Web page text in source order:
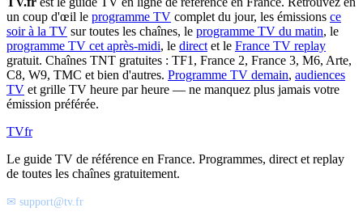
un coup d'œil le programme TV complet du jour, les émissions ce
soir à la TV sur toutes les chaînes, le programme TV du matin, le
programme TV cet après-midi, le direct et le France TV replay
gratuit. Chaînes TNT gratuites : TF1, France 2, France 3, M6, Arte,
C8, W9, TMC et bien d'autres. Programme TV demain, audiences
TV et grille TV heure par heure — ne manquez plus jamais votre
émission préférée.
TVfr
Le guide TV de référence en France. Programmes, direct et replay
de toutes les chaînes gratuitement.
✉ support@tv.fr